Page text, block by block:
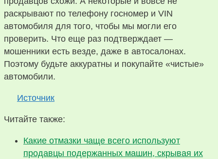
раскрывают по телефону госномер и VIN
автомобиля для того, чтобы мы могли его
проверить. Что еще раз подтверждает —
мошенники есть везде, даже в автосалонах.
Поэтому будьте аккуратны и покупайте «чистые»
автомобили.
Источник
Читайте также:
Какие отмазки чаще всего используют
продавцы подержанных машин, скрывая их